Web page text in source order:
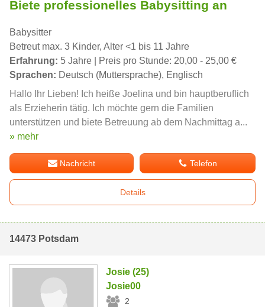
Biete professionelles Babysitting an
Babysitter
Betreut max. 3 Kinder, Alter <1 bis 11 Jahre
Erfahrung: 5 Jahre | Preis pro Stunde: 20,00 - 25,00 €
Sprachen: Deutsch (Muttersprache), Englisch
Hallo Ihr Lieben! Ich heiße Joelina und bin hauptberuflich
als Erzieherin tätig. Ich möchte gern die Familien
unterstützen und biete Betreuung ab dem Nachmittag a...
» mehr
Nachricht Telefon
Details
14473 Potsdam
Josie (25)
Josie00
2